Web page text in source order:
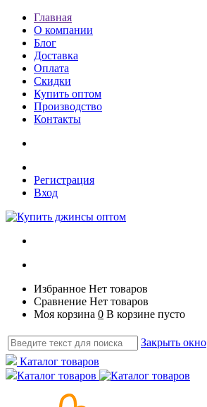
Главная
О компании
Блог
Доставка
Оплата
Скидки
Купить оптом
Производство
Контакты
Регистрация
Вход
Избранное Нет товаров
Сравнение Нет товаров
Моя корзина 0 В корзине пусто
Закрыть окно
Каталог товаров
Каталог товаров